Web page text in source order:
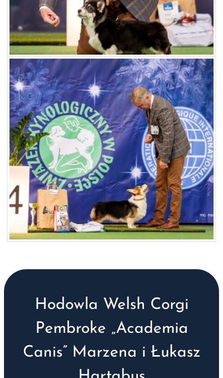
Hodowla Welsh Corgi
Pembroke „Academia
Canis” Marzena i Łukasz